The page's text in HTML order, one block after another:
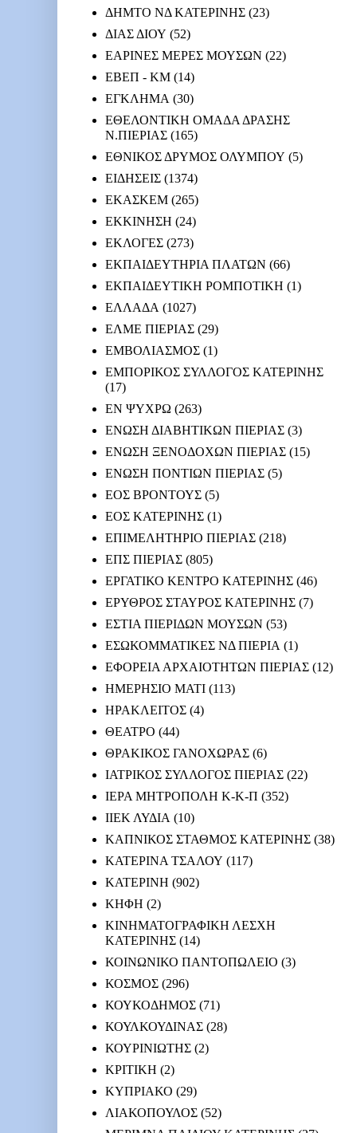
ΔΗΜΤΟ ΝΔ ΚΑΤΕΡΙΝΗΣ (23)
ΔΙΑΣ ΔΙΟΥ (52)
ΕΑΡΙΝΕΣ ΜΕΡΕΣ ΜΟΥΣΩΝ (22)
ΕΒΕΠ - ΚΜ (14)
ΕΓΚΛΗΜΑ (30)
ΕΘΕΛΟΝΤΙΚΗ ΟΜΑΔΑ ΔΡΑΣΗΣ
Ν.ΠΙΕΡΙΑΣ (165)
ΕΘΝΙΚΟΣ ΔΡΥΜΟΣ ΟΛΥΜΠΟΥ (5)
ΕΙΔΗΣΕΙΣ (1374)
ΕΚΑΣΚΕΜ (265)
ΕΚΚΙΝΗΣΗ (24)
ΕΚΛΟΓΕΣ (273)
ΕΚΠΑΙΔΕΥΤΗΡΙΑ ΠΛΑΤΩΝ (66)
ΕΚΠΑΙΔΕΥΤΙΚΗ ΡΟΜΠΟΤΙΚΗ (1)
ΕΛΛΑΔΑ (1027)
ΕΛΜΕ ΠΙΕΡΙΑΣ (29)
ΕΜΒΟΛΙΑΣΜΟΣ (1)
ΕΜΠΟΡΙΚΟΣ ΣΥΛΛΟΓΟΣ ΚΑΤΕΡΙΝΗΣ
(17)
ΕΝ ΨΥΧΡΩ (263)
ΕΝΩΣΗ ΔΙΑΒΗΤΙΚΩΝ ΠΙΕΡΙΑΣ (3)
ΕΝΩΣΗ ΞΕΝΟΔΟΧΩΝ ΠΙΕΡΙΑΣ (15)
ΕΝΩΣΗ ΠΟΝΤΙΩΝ ΠΙΕΡΙΑΣ (5)
ΕΟΣ ΒΡΟΝΤΟΥΣ (5)
ΕΟΣ ΚΑΤΕΡΙΝΗΣ (1)
ΕΠΙΜΕΛΗΤΗΡΙΟ ΠΙΕΡΙΑΣ (218)
ΕΠΣ ΠΙΕΡΙΑΣ (805)
ΕΡΓΑΤΙΚΟ ΚΕΝΤΡΟ ΚΑΤΕΡΙΝΗΣ (46)
ΕΡΥΘΡΟΣ ΣΤΑΥΡΟΣ ΚΑΤΕΡΙΝΗΣ (7)
ΕΣΤΙΑ ΠΙΕΡΙΔΩΝ ΜΟΥΣΩΝ (53)
ΕΣΩΚΟΜΜΑΤΙΚΕΣ ΝΔ ΠΙΕΡΙΑ (1)
ΕΦΟΡΕΙΑ ΑΡΧΑΙΟΤΗΤΩΝ ΠΙΕΡΙΑΣ (12)
ΗΜΕΡΗΣΙΟ ΜΑΤΙ (113)
ΗΡΑΚΛΕΙΤΟΣ (4)
ΘΕΑΤΡΟ (44)
ΘΡΑΚΙΚΟΣ ΓΑΝΟΧΩΡΑΣ (6)
ΙΑΤΡΙΚΟΣ ΣΥΛΛΟΓΟΣ ΠΙΕΡΙΑΣ (22)
ΙΕΡΑ ΜΗΤΡΟΠΟΛΗ Κ-Κ-Π (352)
ΙΙΕΚ ΛΥΔΙΑ (10)
ΚΑΠΝΙΚΟΣ ΣΤΑΘΜΟΣ ΚΑΤΕΡΙΝΗΣ (38)
ΚΑΤΕΡΙΝΑ ΤΣΑΛΟΥ (117)
ΚΑΤΕΡΙΝΗ (902)
ΚΗΦΗ (2)
ΚΙΝΗΜΑΤΟΓΡΑΦΙΚΗ ΛΕΣΧΗ
ΚΑΤΕΡΙΝΗΣ (14)
ΚΟΙΝΩΝΙΚΟ ΠΑΝΤΟΠΩΛΕΙΟ (3)
ΚΟΣΜΟΣ (296)
ΚΟΥΚΟΔΗΜΟΣ (71)
ΚΟΥΛΚΟΥΔΙΝΑΣ (28)
ΚΟΥΡΙΝΙΩΤΗΣ (2)
ΚΡΙΤΙΚΗ (2)
ΚΥΠΡΙΑΚΟ (29)
ΛΙΑΚΟΠΟΥΛΟΣ (52)